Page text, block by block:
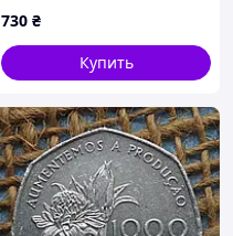
Украины" на 27 монет 10
гривень. Капсульный
730 ₴
Купить